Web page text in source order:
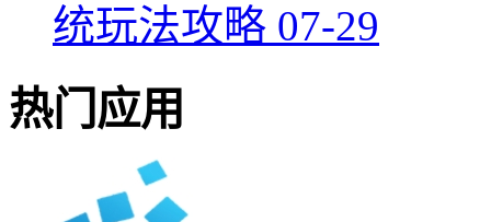
统玩法攻略 07-29
热门应用